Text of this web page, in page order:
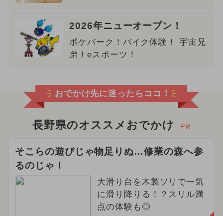
2026年ニューオープン！
ポケパーク！バイク体験！ 宇宙兄
弟！eスポーツ！
おでかけ先に迷ったらココ！
長野県のオススメおでかけ PR
そこらの遊びじゃ物足りぬ…修業の森へ参
るのじゃ！
大滑り台を木製ソリで一気
に滑り降りる！？スリル満
点の体験も◎